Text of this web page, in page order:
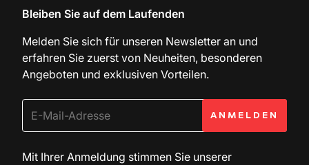
Bleiben Sie auf dem Laufenden
Melden Sie sich für unseren Newsletter an und
erfahren Sie zuerst von Neuheiten, besonderen
Angeboten und exklusiven Vorteilen.
Mit Ihrer Anmeldung stimmen Sie unserer